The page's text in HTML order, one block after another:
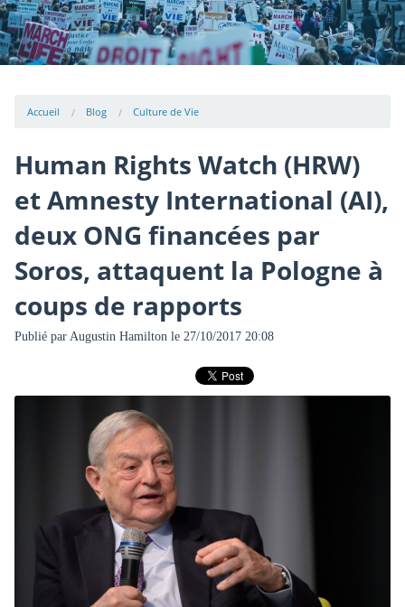
Accueil Blog Culture de Vie
Human Rights Watch (HRW)
et Amnesty International (AI),
deux ONG financées par
Soros, attaquent la Pologne à
coups de rapports
Publié par Augustin Hamiltonle 27/10/2017 20:08